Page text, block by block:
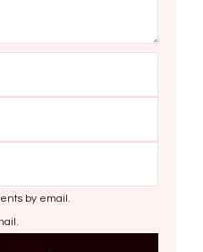
by email.